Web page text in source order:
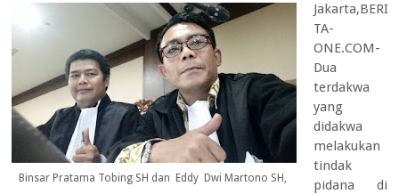
Binsar Pratama Tobing SH dan Eddy Dwi Martono SH,
Jakarta,BERI
TA-
ONE.COM-
Dua
terdakwa
yang
didakwa
melakukan
tindak
pidana di